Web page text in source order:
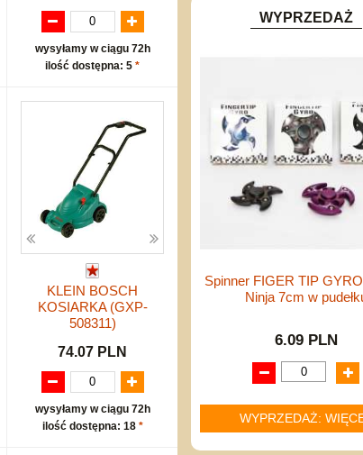
wysyłamy w ciągu 72h
ilość dostępna: 5 *
KLEIN BOSCH
KOSIARKA (GXP-
508311)
74.07 PLN
wysyłamy w ciągu 72h
ilość dostępna: 18 *
WYPRZEDAŻ
Spinner FIGER TIP
Ninja 7cm w
6.09 PLN
WYPRZEDAŻ: